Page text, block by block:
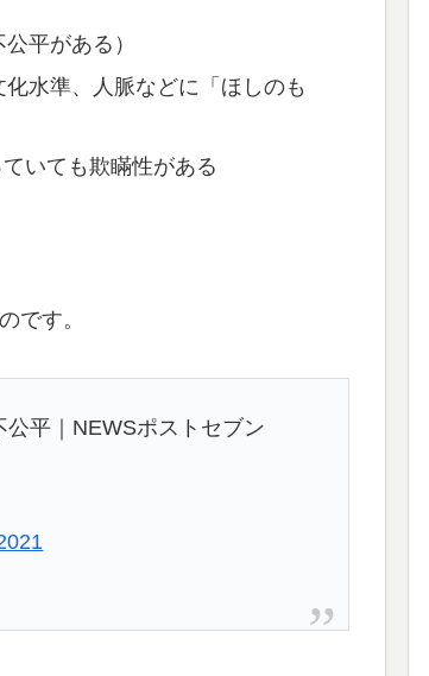
平がある）
水準、人脈などに「ほしのも
いても欺瞞性がある
です。
公平｜NEWSポストセブン